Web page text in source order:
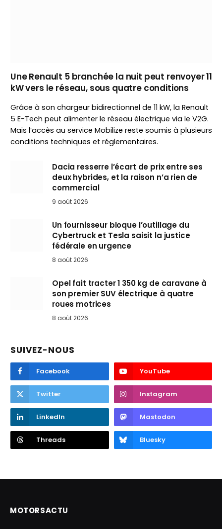
Une Renault 5 branchée la nuit peut renvoyer 11
kW vers le réseau, sous quatre conditions
Grâce à son chargeur bidirectionnel de 11 kW, la Renault
5 E-Tech peut alimenter le réseau électrique via le V2G.
Mais l’accès au service Mobilize reste soumis à plusieurs
conditions techniques et réglementaires.
Dacia resserre l’écart de prix entre ses
deux hybrides, et la raison n’a rien de
commercial
9 août 2026
Un fournisseur bloque l’outillage du
Cybertruck et Tesla saisit la justice
fédérale en urgence
8 août 2026
Opel fait tracter 1 350 kg de caravane à
son premier SUV électrique à quatre
roues motrices
8 août 2026
SUIVEZ-NOUS
Facebook YouTube
Twitter Instagram
LinkedIn Mastodon
Threads Bluesky
MOTORSACTU